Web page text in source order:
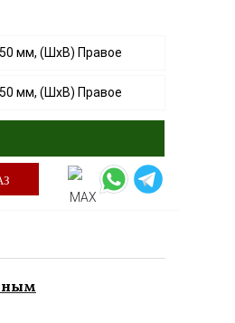
мм, (ШхВ) Правое
мм, (ШхВ) Правое